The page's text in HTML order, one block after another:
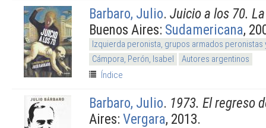
Barbaro, Julio. Juicio a los 70.
Buenos Aires: Sudamericana,
Izquierda peronista, grupos armados
Cámpora, Perón, Isabel
Autores argentinos
Índice
Barbaro, Julio. 1973. El regreso
Aires: Vergara, 2013.